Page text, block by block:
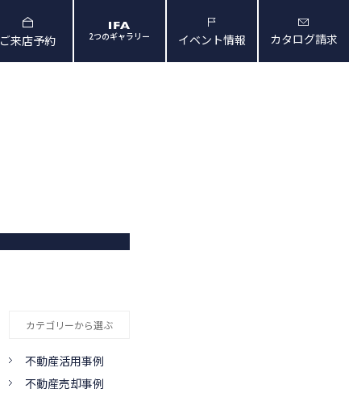
ご来店予約 2つのギャラリー イベント情報 カタログ請求
カテゴリーから選ぶ
不動産活用事例
不動産売却事例